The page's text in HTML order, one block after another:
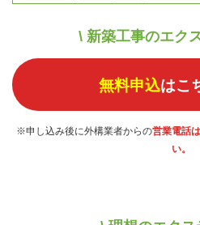
\ 新築工事のエク
無料申込はこ
※申し込み後に外構業者からの営業電話
い。